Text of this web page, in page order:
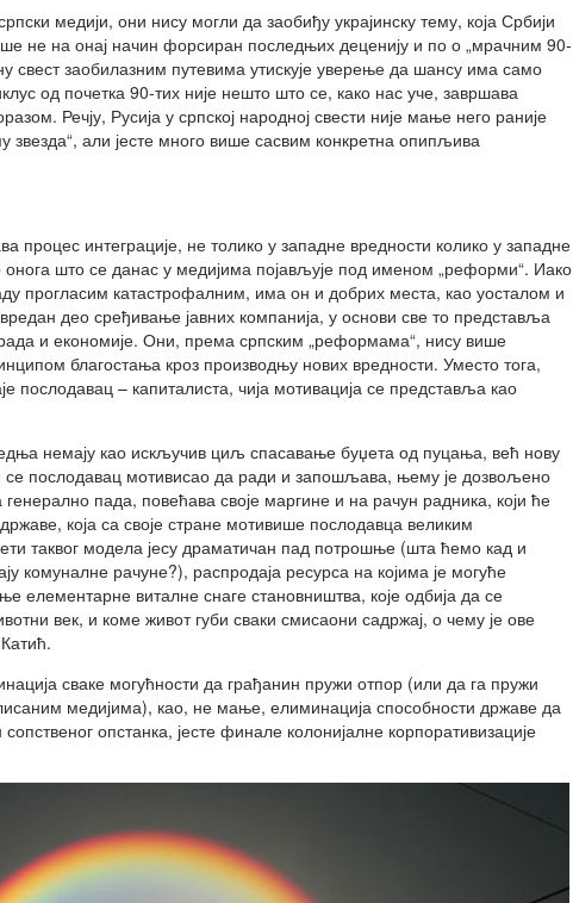
медији, они нису могли да заобиђу украјинску тему, која Србији
не на онај начин форсиран последњих деценију и по о „мрачним 90-
свест заобилазним путевима утискује уверење да шансу има само
од почетка 90-тих није нешто што се, како нас уче, завршава
Речју, Русија у српској народној свести није мање него раније
звезда“, али јесте много више сасвим конкретна опипљива
процес интеграције, не толико у западне вредности колико у западне
онога што се данас у медијима појављује под именом „реформи“. Иако
прогласим катастрофалним, има он и добрих места, као уосталом и
део сређивање јавних компанија, у основи све то представља
и економије. Они, према српским „реформама“, нису више
благостања кроз производњу нових вредности. Уместо тога,
послодавац – капиталиста, чија мотивација се представља као
немају као искључив циљ спасавање буџета од пуцања, већ нову
послодавац мотивисао да ради и запошљава, њему је дозвољено
пада, повећава своје маргине и на рачун радника, који ће
која са своје стране мотивише послодавца великим
таквог модела јесу драматичан пад потрошње (шта ћемо кад и
комуналне рачуне?), распродаја ресурса на којима је могуће
елементарне виталне снаге становништва, које одбија да се
век, и коме живот губи сваки смисаони садржај, о чему је ове
сваке могућности да грађанин пружи отпор (или да га пружи
медијима), као, не мање, елиминација способности државе да
опстанка, јесте финале колонијалне корпоративизације